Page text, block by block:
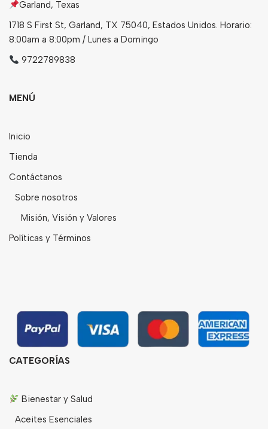
Garland, Texas
1718 S First St, Garland, TX 75040, Estados Unidos. Horario:
8:00am a 8:00pm / Lunes a Domingo
9722789838
MENÚ
Inicio
Tienda
Contáctanos
Sobre nosotros
Misión, Visión y Valores
Políticas y Términos
CATEGORÍAS
Bienestar y Salud
Aceites Esenciales